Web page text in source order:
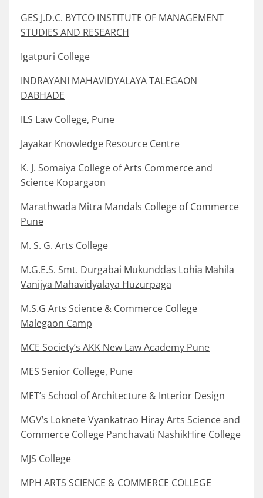
GES J.D.C. BYTCO INSTITUTE OF MANAGEMENT
STUDIES AND RESEARCH
Igatpuri College
INDRAYANI MAHAVIDYALAYA TALEGAON
DABHADE
ILS Law College, Pune
Jayakar Knowledge Resource Centre
K. J. Somaiya College of Arts Commerce and
Science Kopargaon
Marathwada Mitra Mandals College of Commerce
Pune
M. S. G. Arts College
M.G.E.S. Smt. Durgabai Mukunddas Lohia Mahila
Vanijya Mahavidyalaya Huzurpaga
M.S.G Arts Science & Commerce College
Malegaon Camp
MCE Society’s AKK New Law Academy Pune
MES Senior College, Pune
MET’s School of Architecture & Interior Design
MGV’s Loknete Vyankatrao Hiray Arts Science and
Commerce College Panchavati NashikHire College
MJS College
MPH ARTS SCIENCE & COMMERCE COLLEGE